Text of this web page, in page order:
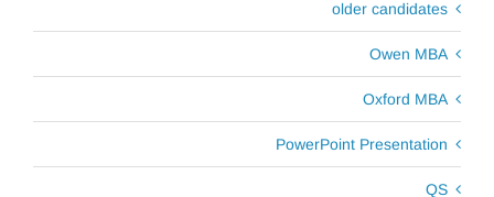
older candidates
Owen MBA
Oxford MBA
PowerPoint Presentation
QS